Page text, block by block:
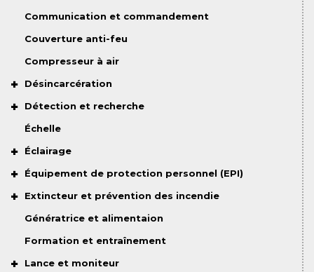
Communication et commandement
Couverture anti-feu
Compresseur à air
Désincarcération
Détection et recherche
Échelle
Éclairage
Équipement de protection personnel (EPI)
Extincteur et prévention des incendie
Génératrice et alimentaion
Formation et entraînement
Lance et moniteur